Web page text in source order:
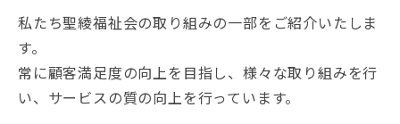
私たち聖綾福祉会の取り組みの一部をご紹介いたしま
す。
常に顧客満足度の向上を目指し、様々な取り組みを行
い、サービスの質の向上を行っています。